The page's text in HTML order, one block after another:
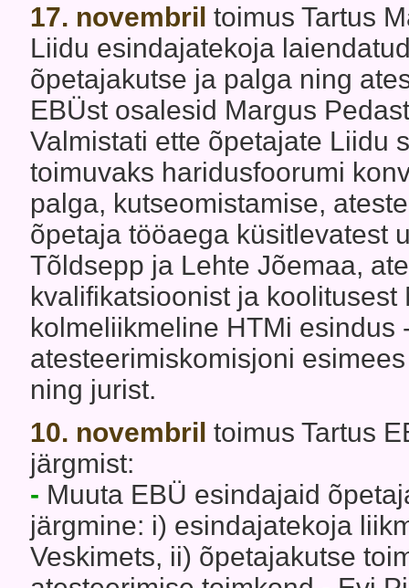
17. novembril toimus Tartus
Liidu esindajatekoja
õpetajakutse ja palga ning
EBÜst osalesid Margus
Valmistati ette õpetajate Liidu
toimuvaks haridusfoorumi
palga, kutseomistamise,
õpetaja tööaega küsitlevatest
Tõldsepp ja Lehte Jõemaa,
kvalifikatsioonist ja
kolmeliikmeline HTMi
atesteerimiskomisjoni
ning jurist.
10. novembril toimus Tartus
järgmist:
- Muuta EBÜ esindajaid
järgmine: i) esindajatekoja
Veskimets, ii) õpetajakutse